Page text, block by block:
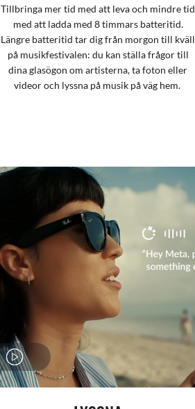
Tillbringa mer tid med att leva och mindre tid
med att ladda med 8 timmars batteritid.
Längre batteritid tar dig från morgon till kväll
på musikfestivalen: du kan ställa frågor till
dina glasögon om artisterna, ta foton eller
videor och lyssna på musik på väg hem.